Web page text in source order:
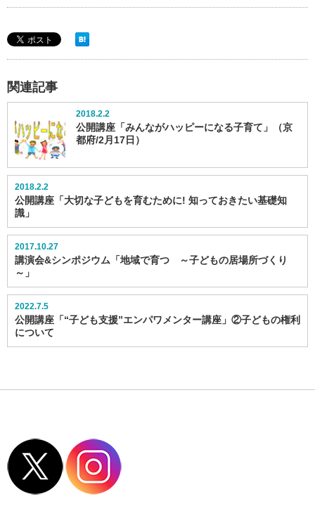
関連記事
2018.2.2
公開講座「みんながハッピーになる子育て」（京
都府/2月17日）
2018.2.2
公開講座「大切な子どもを育むために! 知っておきたい基礎知
識」
2017.10.27
講演会&シンポジウム「地域で育つ ～子どもの居場所づくり
～」
2022.7.5
公開講座「“子ども支援”エンパワメンター講座」②子どもの権利
について